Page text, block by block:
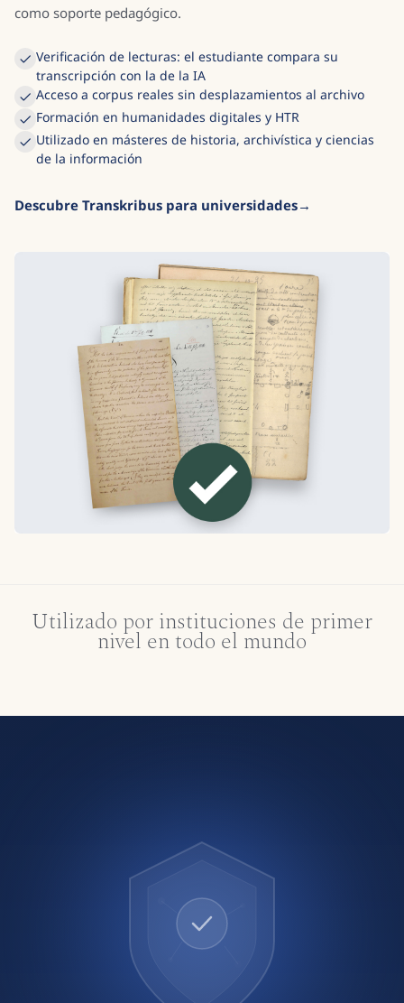
como soporte pedagógico.
Verificación de lecturas: el estudiante compara su
transcripción con la de la IA
Acceso a corpus reales sin desplazamientos al archivo
Formación en humanidades digitales y HTR
Utilizado en másteres de historia, archivística y ciencias
de la información
Descubre Transkribus para universidades
Utilizado por instituciones de primer
nivel en todo el mundo